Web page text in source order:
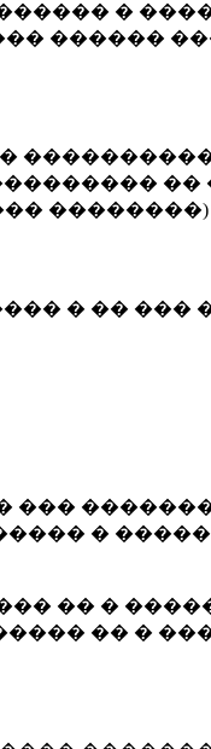
�
������
��
� �� ���
���
�
�� �
�� �